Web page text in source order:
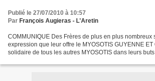
Publié le 27/07/2010 à 10:57
Par François Augieras - L'Aretin
COMMUNIQUE Des Frères de plus en plus nombreux
expression que leur offre le MYOSOTIS GUYENNE ET
solidaire de tous les autres MYOSOTIS dans leurs